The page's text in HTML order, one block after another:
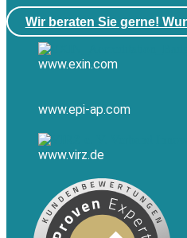
Wir beraten Sie gerne!
www.exin.com
www.epi-ap.com
www.virz.de